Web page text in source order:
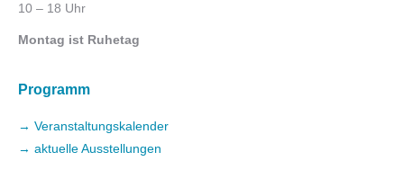
10 – 18 Uhr
Montag ist Ruhetag
Programm
→ Veranstaltungskalender
→ aktuelle Ausstellungen